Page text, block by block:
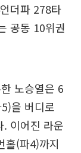
더파 278타
공동 10위권
노승열은 6
을 버디로
이어진 라운
홀(파4)까지